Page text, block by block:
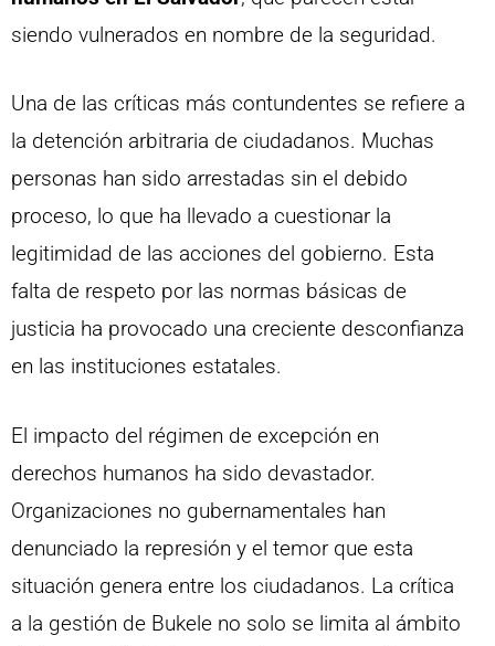
siendo vulnerados en nombre de la seguridad.
Una de las críticas más contundentes se refiere a
la detención arbitraria de ciudadanos. Muchas
personas han sido arrestadas sin el debido
proceso, lo que ha llevado a cuestionar la
legitimidad de las acciones del gobierno. Esta
falta de respeto por las normas básicas de
justicia ha provocado una creciente desconfianza
en las instituciones estatales.
El impacto del régimen de excepción en
derechos humanos ha sido devastador.
Organizaciones no gubernamentales han
denunciado la represión y el temor que esta
situación genera entre los ciudadanos. La crítica
a la gestión de Bukele no solo se limita al ámbito